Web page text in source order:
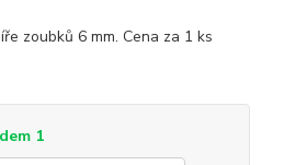
zoubků 6 mm. Cena za 1 ks
1